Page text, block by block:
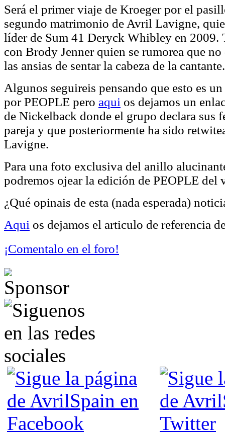
Será el primer viaje de Kroeger por el
segundo matrimonio de Avril Lavigne,
líder de Sum 41 Deryck Whibley en 2009.
con Brody Jenner quien se rumorea que no
las ansias de sentar la cabeza de la cantante.
Algunos seguireis pensando que esto es
por PEOPLE pero aqui os dejamos un
de Nickelback donde el grupo declara sus
pareja y que posteriormente ha sido
Lavigne.
Para una foto exclusiva del anillo
podremos ojear la edición de PEOPLE del
¿Qué opinais de esta (nada esperada)
Aqui os dejamos el articulo de referencia
¡Comentalo en el foro!